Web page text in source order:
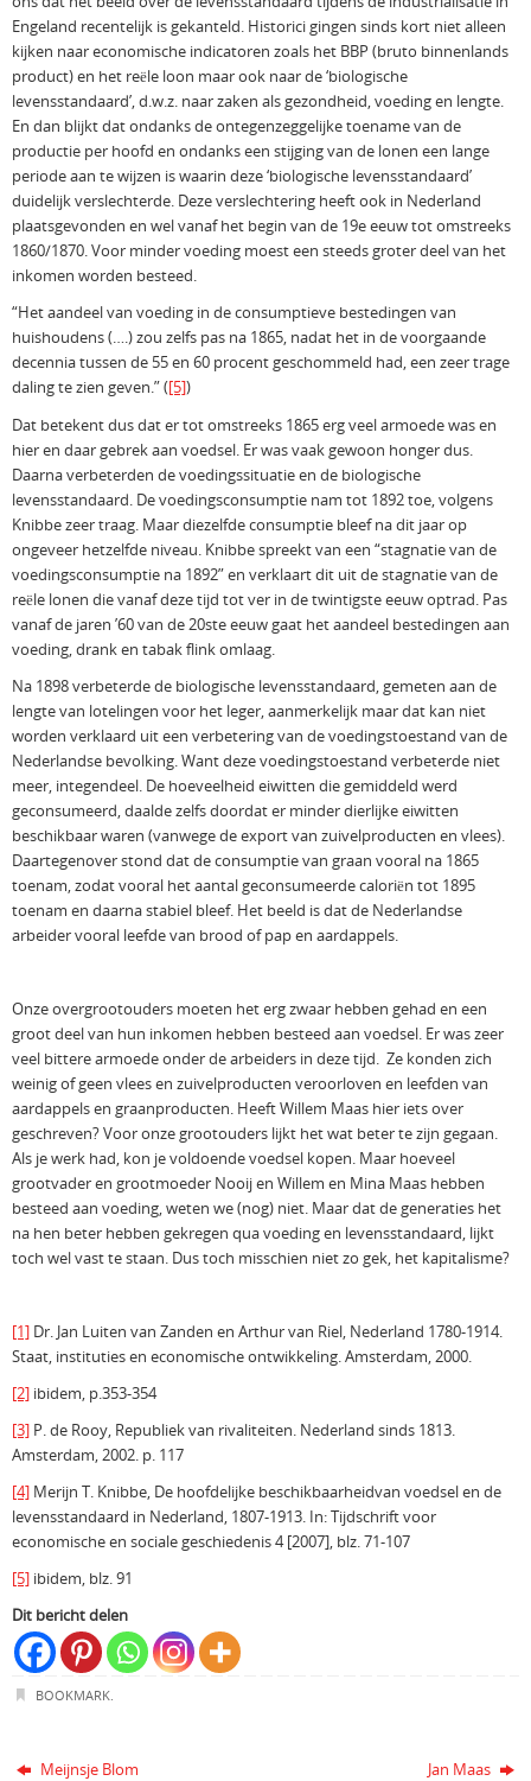
Engeland recentelijk is gekanteld. Historici gingen sinds kort niet alleen
kijken naar economische indicatoren zoals het BBP (bruto binnenlands
product) en het reële loon maar ook naar de ‘biologische
levensstandaard’, d.w.z. naar zaken als gezondheid, voeding en lengte.
En dan blijkt dat ondanks de ontegenzeggelijke toename van de
productie per hoofd en ondanks een stijging van de lonen een lange
periode aan te wijzen is waarin deze ‘biologische levensstandaard’
duidelijk verslechterde. Deze verslechtering heeft ook in Nederland
plaatsgevonden en wel vanaf het begin van de 19e eeuw tot omstreeks
1860/1870. Voor minder voeding moest een steeds groter deel van het
inkomen worden besteed.
“Het aandeel van voeding in de consumptieve bestedingen van
huishoudens (….) zou zelfs pas na 1865, nadat het in de voorgaande
decennia tussen de 55 en 60 procent geschommeld had, een zeer trage
daling te zien geven.” ([5])
Dat betekent dus dat er tot omstreeks 1865 erg veel armoede was en
hier en daar gebrek aan voedsel. Er was vaak gewoon honger dus.
Daarna verbeterden de voedingssituatie en de biologische
levensstandaard. De voedingsconsumptie nam tot 1892 toe, volgens
Knibbe zeer traag. Maar diezelfde consumptie bleef na dit jaar op
ongeveer hetzelfde niveau. Knibbe spreekt van een “stagnatie van de
voedingsconsumptie na 1892” en verklaart dit uit de stagnatie van de
reële lonen die vanaf deze tijd tot ver in de twintigste eeuw optrad. Pas
vanaf de jaren ’60 van de 20ste eeuw gaat het aandeel bestedingen aan
voeding, drank en tabak flink omlaag.
Na 1898 verbeterde de biologische levensstandaard, gemeten aan de
lengte van lotelingen voor het leger, aanmerkelijk maar dat kan niet
worden verklaard uit een verbetering van de voedingstoestand van de
Nederlandse bevolking. Want deze voedingstoestand verbeterde niet
meer, integendeel. De hoeveelheid eiwitten die gemiddeld werd
geconsumeerd, daalde zelfs doordat er minder dierlijke eiwitten
beschikbaar waren (vanwege de export van zuivelproducten en vlees).
Daartegenover stond dat de consumptie van graan vooral na 1865
toenam, zodat vooral het aantal geconsumeerde caloriën tot 1895
toenam en daarna stabiel bleef. Het beeld is dat de Nederlandse
arbeider vooral leefde van brood of pap en aardappels.
Onze overgrootouders moeten het erg zwaar hebben gehad en een
groot deel van hun inkomen hebben besteed aan voedsel. Er was zeer
veel bittere armoede onder de arbeiders in deze tijd. Ze konden zich
weinig of geen vlees en zuivelproducten veroorloven en leefden van
aardappels en graanproducten. Heeft Willem Maas hier iets over
geschreven? Voor onze grootouders lijkt het wat beter te zijn gegaan.
Als je werk had, kon je voldoende voedsel kopen. Maar hoeveel
grootvader en grootmoeder Nooij en Willem en Mina Maas hebben
besteed aan voeding, weten we (nog) niet. Maar dat de generaties het
na hen beter hebben gekregen qua voeding en levensstandaard, lijkt
toch wel vast te staan. Dus toch misschien niet zo gek, het kapitalisme?
[1] Dr. Jan Luiten van Zanden en Arthur van Riel, Nederland 1780-1914.
Staat, instituties en economische ontwikkeling. Amsterdam, 2000.
[2] ibidem, p.353-354
[3] P. de Rooy, Republiek van rivaliteiten. Nederland sinds 1813.
Amsterdam, 2002. p. 117
[4] Merijn T. Knibbe, De hoofdelijke beschikbaarheidvan voedsel en de
levensstandaard in Nederland, 1807-1913. In: Tijdschrift voor
economische en sociale geschiedenis 4 [2007], blz. 71-107
[5] ibidem, blz. 91
Dit bericht delen
BOOKMARK.
Meijnsje Blom Jan Maas